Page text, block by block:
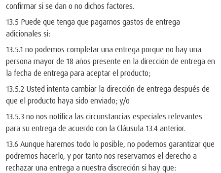
confirmar si se dan o no dichos factores.
13.5 Puede que tenga que pagarnos gastos de entrega
adicionales si:
13.5.1 no podemos completar una entrega porque no hay una
persona mayor de 18 años presente en la dirección de entrega en
la fecha de entrega para aceptar el producto;
13.5.2 Usted intenta cambiar la dirección de entrega después de
que el producto haya sido enviado; y/o
13.5.3 no nos notifica las circunstancias especiales relevantes
para su entrega de acuerdo con la Cláusula 13.4 anterior.
13.6 Aunque haremos todo lo posible, no podemos garantizar que
podremos hacerlo, y por tanto nos reservamos el derecho a
rechazar una entrega a nuestra discreción si hay que: